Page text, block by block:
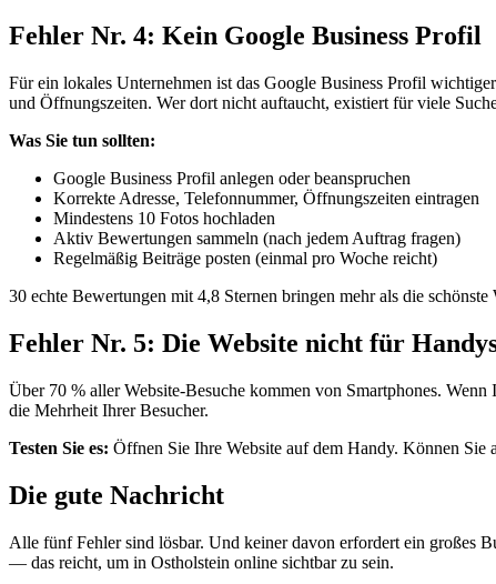
Fehler Nr. 4: Kein Google Business Profil
Für ein lokales Unternehmen ist das Google Business Profil
und Öffnungszeiten. Wer dort nicht auftaucht, existiert für viele
Was Sie tun sollten:
Google Business Profil anlegen oder beanspruchen
Korrekte Adresse, Telefonnummer, Öffnungszeiten eintragen
Mindestens 10 Fotos hochladen
Aktiv Bewertungen sammeln (nach jedem Auftrag fragen)
Regelmäßig Beiträge posten (einmal pro Woche reicht)
30 echte Bewertungen mit 4,8 Sternen bringen mehr als die schönste
Fehler Nr. 5: Die Website nicht für
Über 70 % aller Website-Besuche kommen von Smartphones.
die Mehrheit Ihrer Besucher.
Testen Sie es: Öffnen Sie Ihre Website auf dem Handy. Können Sie
Die gute Nachricht
Alle fünf Fehler sind lösbar. Und keiner davon erfordert ein großes
— das reicht, um in Ostholstein online sichtbar zu sein.